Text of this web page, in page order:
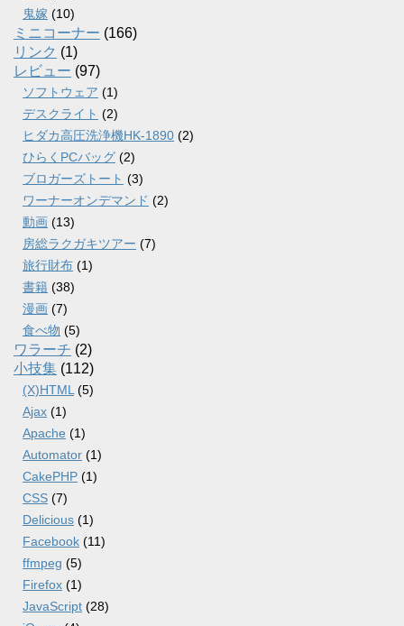
鬼嫁 (10)
ミニコーナー (166)
リンク (1)
レビュー (97)
ソフトウェア (1)
デスクライト (2)
ヒダカ高圧洗浄機HK-1890 (2)
ひらくPCバッグ (2)
ブロガーズトート (3)
ワーナーオンデマンド (2)
動画 (13)
房総ラクガキツアー (7)
旅行財布 (1)
書籍 (38)
漫画 (7)
食べ物 (5)
ワラーチ (2)
小技集 (112)
(X)HTML (5)
Ajax (1)
Apache (1)
Automator (1)
CakePHP (1)
CSS (7)
Delicious (1)
Facebook (11)
ffmpeg (5)
Firefox (1)
JavaScript (28)